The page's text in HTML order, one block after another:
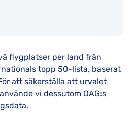
flygplatser per land från
topp 50-lista, baserat
att säkerställa att urvalet
vi dessutom OAG:s